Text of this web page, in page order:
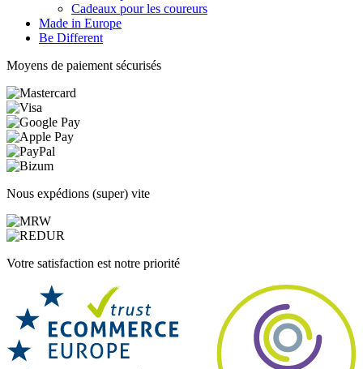
Cadeaux pour les coureurs
Made in Europe
Be Different
Moyens de paiement sécurisés
Nous expédions (super) vite
Votre satisfaction est notre priorité